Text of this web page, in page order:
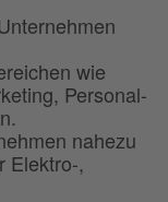
wie
Personal-
nahezu
Elektro-,